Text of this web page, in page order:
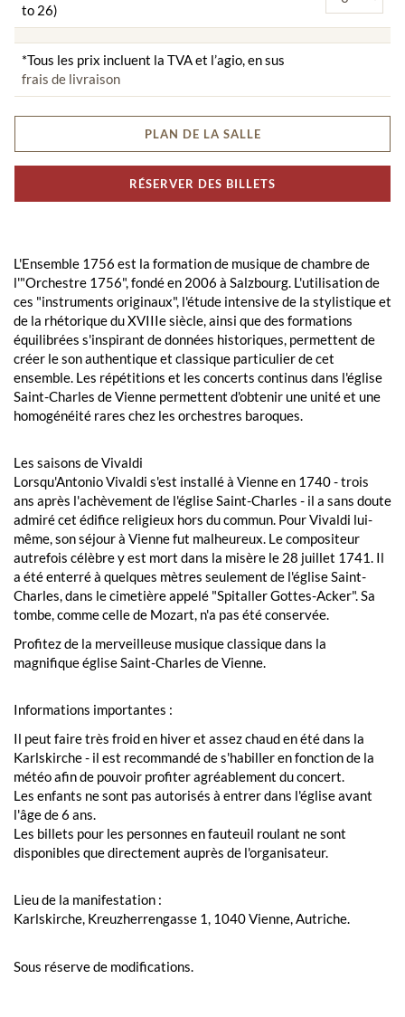
to 26)
*Tous les prix incluent la TVA et l’agio, en sus
frais de livraison
PLAN DE LA SALLE
RÉSERVER DES BILLETS
L'Ensemble 1756 est la formation de musique de chambre de
l'"Orchestre 1756", fondé en 2006 à Salzbourg. L'utilisation de
ces "instruments originaux", l'étude intensive de la stylistique et
de la rhétorique du XVIIIe siècle, ainsi que des formations
équilibrées s'inspirant de données historiques, permettent de
créer le son authentique et classique particulier de cet
ensemble. Les répétitions et les concerts continus dans l'église
Saint-Charles de Vienne permettent d'obtenir une unité et une
homogénéité rares chez les orchestres baroques.
Les saisons de Vivaldi
Lorsqu'Antonio Vivaldi s'est installé à Vienne en 1740 - trois
ans après l'achèvement de l'église Saint-Charles - il a sans doute
admiré cet édifice religieux hors du commun. Pour Vivaldi lui-
même, son séjour à Vienne fut malheureux. Le compositeur
autrefois célèbre y est mort dans la misère le 28 juillet 1741. Il
a été enterré à quelques mètres seulement de l'église Saint-
Charles, dans le cimetière appelé "Spitaller Gottes-Acker". Sa
tombe, comme celle de Mozart, n'a pas été conservée.
Profitez de la merveilleuse musique classique dans la
magnifique église Saint-Charles de Vienne.
Informations importantes :
Il peut faire très froid en hiver et assez chaud en été dans la
Karlskirche - il est recommandé de s'habiller en fonction de la
météo afin de pouvoir profiter agréablement du concert.
Les enfants ne sont pas autorisés à entrer dans l'église avant
l'âge de 6 ans.
Les billets pour les personnes en fauteuil roulant ne sont
disponibles que directement auprès de l'organisateur.
Lieu de la manifestation :
Karlskirche, Kreuzherrengasse 1, 1040 Vienne, Autriche.
Sous réserve de modifications.